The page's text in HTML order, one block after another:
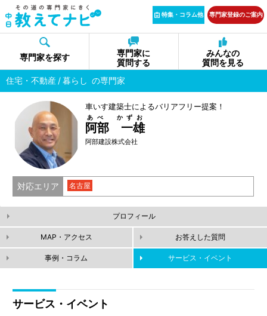
特集・コラム他 専門家登録のご案内
専門家を探す
専門家に
質問する
みんなの
質問を見る
住宅・不動産
暮らし の専門家
車いす建築士によるバリアフリー提案！
阿部 一雄
あべ かずお
阿部建設株式会社
対応エリア 名古屋
プロフィール
MAP・アクセス お答えした質問
事例・コラム サービス・イベント
サービス・イベント